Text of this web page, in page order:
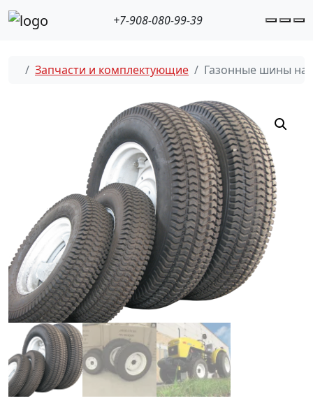
+7-908-080-99-39
Запчасти и комплектующие Газонные шины на